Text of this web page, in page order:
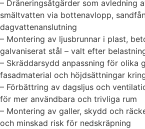
– Dräneringsåtgärder som avledning
smältvatten via bottenavlopp,
dagvattenanslutning
– Montering av ljusbrunnar i plast,
galvaniserat stål – valt efter
– Skräddarsydd anpassning för olika
fasadmaterial och höjdsättningar
– Förbättring av dagsljus och
för mer användbara och trivliga rum
– Montering av galler, skydd och
och minskad risk för nedskräpning